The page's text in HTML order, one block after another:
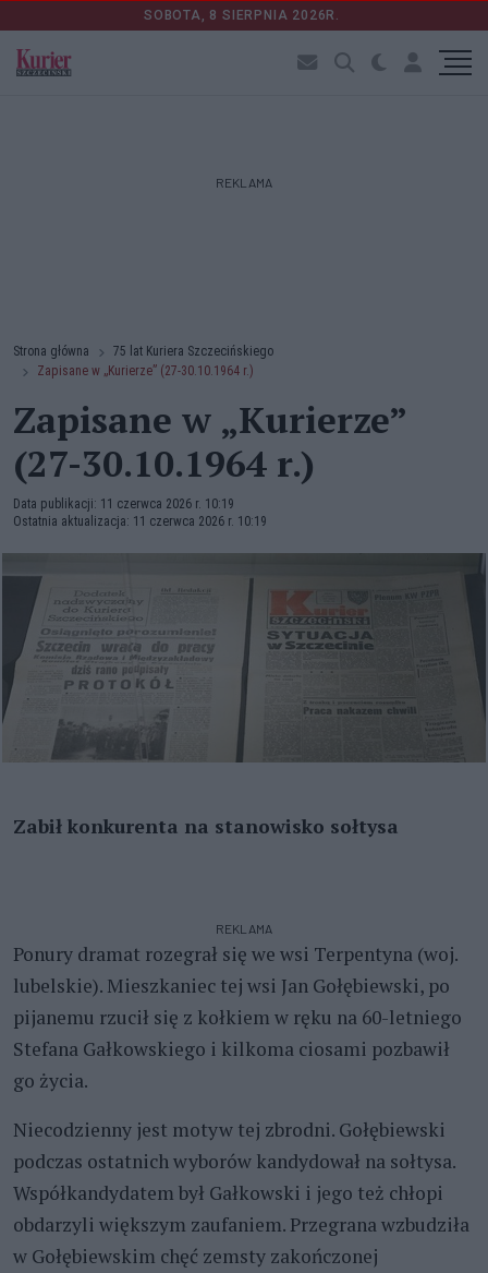
SOBOTA, 8 SIERPNIA 2026R.
REKLAMA
Strona główna
75 lat Kuriera Szczecińskiego
Zapisane w „Kurierze” (27-30.10.1964 r.)
Zapisane w „Kurierze”
(27-30.10.1964 r.)
Data publikacji: 11 czerwca 2026 r. 10:19
Ostatnia aktualizacja: 11 czerwca 2026 r. 10:19
Zabił konkurenta na stanowisko sołtysa
REKLAMA
Ponury dramat rozegrał się we wsi Terpentyna (woj.
lubelskie). Mieszkaniec tej wsi Jan Gołębiewski, po
pijanemu rzucił się z kołkiem w ręku na 60-letniego
Stefana Gałkowskiego i kilkoma ciosami pozbawił
go życia.
Niecodzienny jest motyw tej zbrodni. Gołębiewski
podczas ostatnich wyborów kandydował na sołtysa.
Współkandydatem był Gałkowski i jego też chłopi
obdarzyli większym zaufaniem. Przegrana wzbudziła
w Gołębiewskim chęć zemsty zakończonej